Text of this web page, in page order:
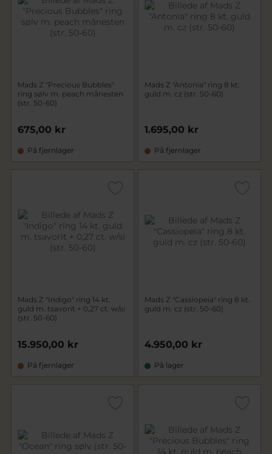
Mads Z "Precious Bubbles"
ring sølv m. peach månesten
(str. 50-60)
675,00 kr
På fjernlager
Mads Z "Antonia" ring 8 kt.
guld m. cz (str. 50-60)
1.695,00 kr
På fjernlager
Mads Z "Indigo" ring 14 kt.
guld m. tsavorit + 0,27 ct. w/si
(str. 50-60)
15.950,00 kr
På fjernlager
Mads Z "Cassiopeia" ring 8 kt.
guld m. cz (str. 50-60)
4.950,00 kr
På lager